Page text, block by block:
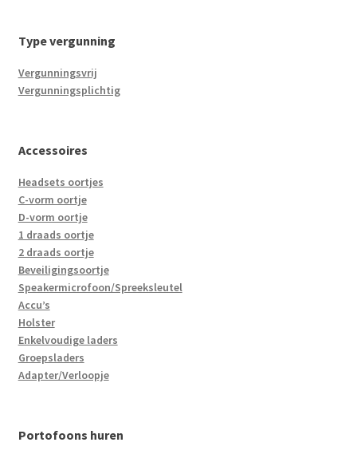
Type vergunning
Vergunningsvrij
Vergunningsplichtig
Accessoires
Headsets oortjes
C-vorm oortje
D-vorm oortje
1 draads oortje
2 draads oortje
Beveiligingsoortje
Speakermicrofoon/Spreeksleutel
Accu’s
Holster
Enkelvoudige laders
Groepsladers
Adapter/Verloopje
Portofoons huren